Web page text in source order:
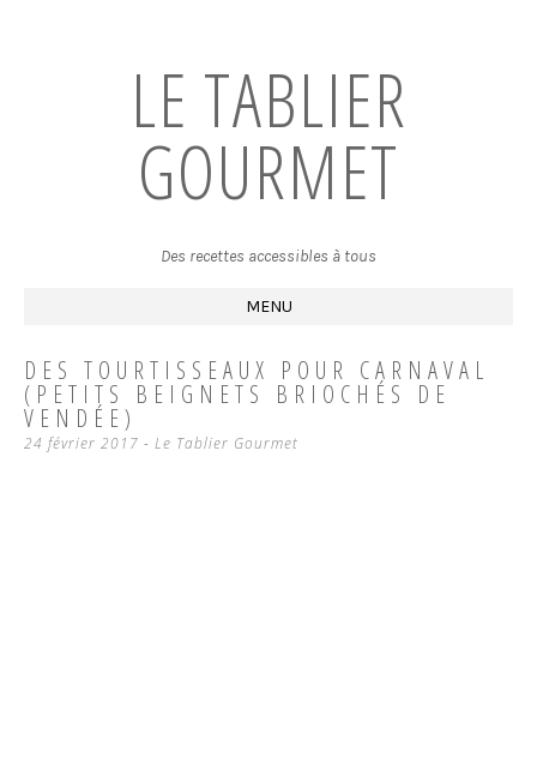
LE TABLIER
GOURMET
Des recettes accessibles à tous
MENU
TO
CONTENT
DES TOURTISSEAUX POUR CARNAVAL
(PETITS BEIGNETS BRIOCHÉS DE
VENDÉE)
24 février 2017 - Le Tablier Gourmet